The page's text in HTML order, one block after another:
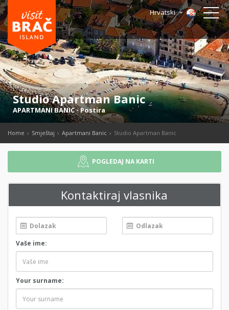
Hrvatski
Studio Apartman Banic
APARTMANI BANIC-Postira
Home Smještaj Apartmani Banic Studio Apartman Banic
POGLEDAJ NA KARTI
Kontaktiraj vlasnika
Vaše ime:
Your surname: